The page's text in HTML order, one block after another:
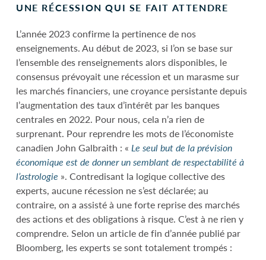
UNE RÉCESSION QUI SE FAIT ATTENDRE
L’année 2023 confirme la pertinence de nos
enseignements. Au début de 2023, si l’on se base sur
l’ensemble des renseignements alors disponibles, le
consensus prévoyait une récession et un marasme sur
les marchés financiers, une croyance persistante depuis
l’augmentation des taux d’intérêt par les banques
centrales en 2022. Pour nous, cela n’a rien de
surprenant. Pour reprendre les mots de l’économiste
canadien John Galbraith : « Le seul but de la prévision
économique est de donner un semblant de respectabilité à
l’astrologie ». Contredisant la logique collective des
experts, aucune récession ne s’est déclarée; au
contraire, on a assisté à une forte reprise des marchés
des actions et des obligations à risque. C’est à ne rien y
comprendre. Selon un article de fin d’année publié par
Bloomberg, les experts se sont totalement trompés :